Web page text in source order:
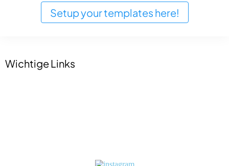
Setup your templates here!
Wichtige Links